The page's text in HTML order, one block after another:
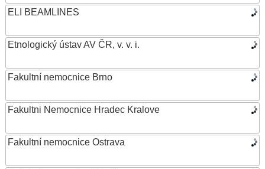
ELI BEAMLINES
Etnologický ústav AV ČR, v. v. i.
Fakultní nemocnice Brno
Fakultni Nemocnice Hradec Kralove
Fakultní nemocnice Ostrava